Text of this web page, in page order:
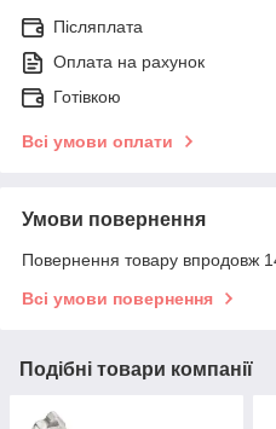
Післяплата
Оплата на рахунок
Готівкою
Всі умови оплати
Умови повернення
Повернення товару впродовж
Всі умови повернення
Подібні товари компанії